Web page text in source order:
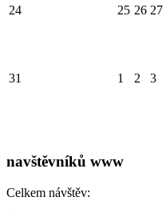
24 25 26 27
31 1 2 3
navštěvníků www
Celkem návštěv: